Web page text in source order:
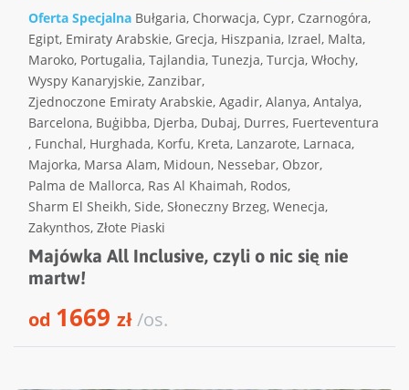
Oferta Specjalna Bułgaria, Chorwacja, Cypr, Czarnogóra,
Egipt, Emiraty Arabskie, Grecja, Hiszpania, Izrael, Malta,
Maroko, Portugalia, Tajlandia, Tunezja, Turcja, Włochy,
Wyspy Kanaryjskie, Zanzibar,
Zjednoczone Emiraty Arabskie, Agadir, Alanya, Antalya,
Barcelona, Buġibba, Djerba, Dubaj, Durres, Fuerteventura
, Funchal, Hurghada, Korfu, Kreta, Lanzarote, Larnaca,
Majorka, Marsa Alam, Midoun, Nessebar, Obzor,
Palma de Mallorca, Ras Al Khaimah, Rodos,
Sharm El Sheikh, Side, Słoneczny Brzeg, Wenecja,
Zakynthos, Złote Piaski
Majówka All Inclusive, czyli o nic się nie
martw!
od 1669 zł/os.